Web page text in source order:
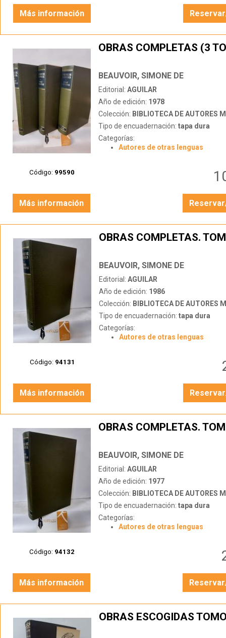
Más información
Código: 99590
OBRAS COMPLETAS (3
BEAUVOIR, SIMONE DE
Editorial: AGUILAR
Año de edición: 1978
Colección: BIBLIOTECA DE AUTORES
Tipo de encuadernación: tapa dura
Categorías:
Autores de otras lenguas
Más información
Código: 94131
OBRAS COMPLETAS.
BEAUVOIR, SIMONE DE
Editorial: AGUILAR
Año de edición: 1986
Colección: BIBLIOTECA DE AUTORES
Tipo de encuadernación: tapa dura
Categorías:
Autores de otras lenguas
Más información
Código: 94132
OBRAS COMPLETAS.
BEAUVOIR, SIMONE DE
Editorial: AGUILAR
Año de edición: 1977
Colección: BIBLIOTECA DE AUTORES
Tipo de encuadernación: tapa dura
Categorías:
Autores de otras lenguas
Más información
OBRAS ESCOGIDAS